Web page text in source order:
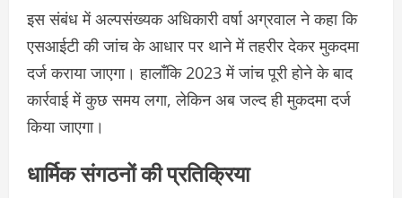
इस संबंध में अल्पसंख्यक अधिकारी वर्षा अग्रवाल ने कहा कि
एसआईटी की जांच के आधार पर थाने में तहरीर देकर मुकदमा
दर्ज कराया जाएगा। हालाँकि 2023 में जांच पूरी होने के बाद
कार्रवाई में कुछ समय लगा, लेकिन अब जल्द ही मुकदमा दर्ज
किया जाएगा।
धार्मिक संगठनों की प्रतिक्रिया